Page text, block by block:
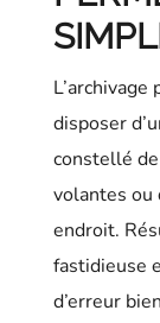
disposer
constellé
volantes ou
endroit.
fastidieuse
d’erreur